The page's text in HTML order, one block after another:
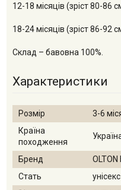
12-18 місяців (зріст 80-86
18-24 місяців (зріст 86-92
Склад – бавовна 100%.
Характеристики
Розмір
3-6
Країна
походження
Бренд
Стать
унісекс